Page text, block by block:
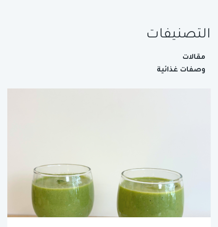
التصنيفات
مقالات
وصفات غذائية